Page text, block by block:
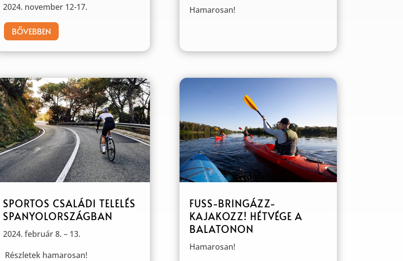
2024. november 12-17.
BŐVEBBEN
Hamarosan!
SPORTOS CSALÁDI TELELÉS
SPANYOLORSZÁGBAN
2024. február 8. – 13.
Részletek hamarosan!
FUSS-BRINGÁZZ-
KAJAKOZZ! HÉTVÉGE A
BALATONON
Hamarosan!